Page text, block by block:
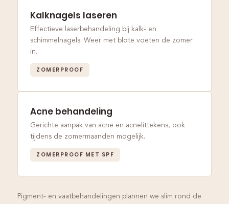
Kalknagels laseren
Effectieve laserbehandeling bij kalk- en
schimmelnagels. Weer met blote voeten de zomer
in.
ZOMERPROOF
Acne behandeling
Gerichte aanpak van acne en acnelittekens, ook
tijdens de zomermaanden mogelijk.
ZOMERPROOF MET SPF
Pigment- en vaatbehandelingen plannen we slim rond de